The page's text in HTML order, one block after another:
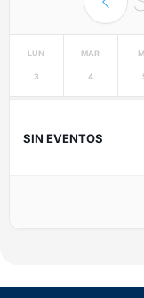
LUN
3
MAR
4
SIN EVENTOS